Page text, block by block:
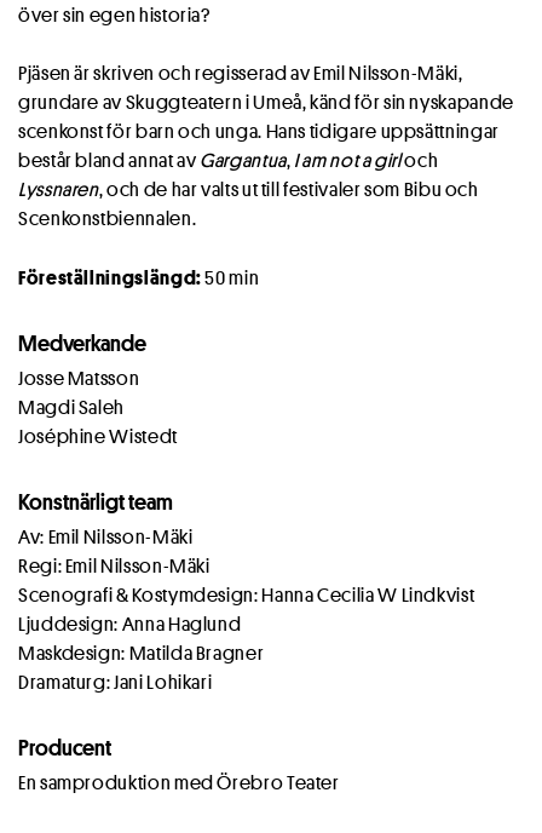
över sin egen historia?
Pjäsen är skriven och regisserad av Emil Nilsson-Mäki,
grundare av Skuggteatern i Umeå, känd för sin nyskapande
scenkonst för barn och unga. Hans tidigare uppsättningar
består bland annat avGargantua,I am not a girloch
Lyssnaren, och de har valts ut till festivaler som Bibu och
Scenkonstbiennalen.
Föreställningslängd:50 min
Medverkande
Josse Matsson
Magdi Saleh
Joséphine Wistedt
Konstnärligt team
Av: Emil Nilsson-Mäki
Regi: Emil Nilsson-Mäki
Scenografi & Kostymdesign: Hanna Cecilia W Lindkvist
Ljuddesign: Anna Haglund
Maskdesign: Matilda Bragner
Dramaturg: Jani Lohikari
Producent
En samproduktion med Örebro Teater